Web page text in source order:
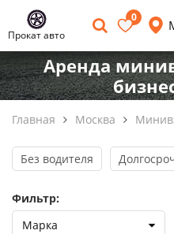
Прокат авто
0
Аренда
Главная Москва
Без водителя
Фильтр:
Марка